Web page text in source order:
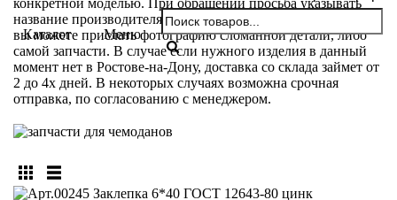
Каталог Меню
конкретной моделью. При обращении просьба указывать
название производителя и модели вашего чемодана. Так же
вы можете прислать фотографию сломанной детали, либо
самой запчасти. В случае если нужного изделия в данный
момент нет в Ростове-на-Дону, доставка со склада займет от
2 до 4х дней. В некоторых случаях возможна срочная
отправка, по согласованию с менеджером.